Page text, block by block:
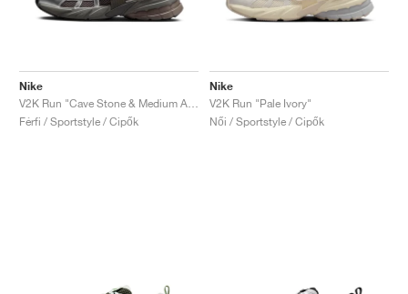
Nike
Férfi / Sportstyle / Cipők
Nike
V2K Run "Pale Ivory"
Női / Sportstyle / Cipők